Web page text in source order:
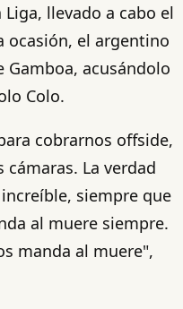
llevado a cabo el
ocasión, el argentino
acusándolo
Colo.
cobrarnos offside,
La verdad
siempre que
al muere siempre.
manda al muere",